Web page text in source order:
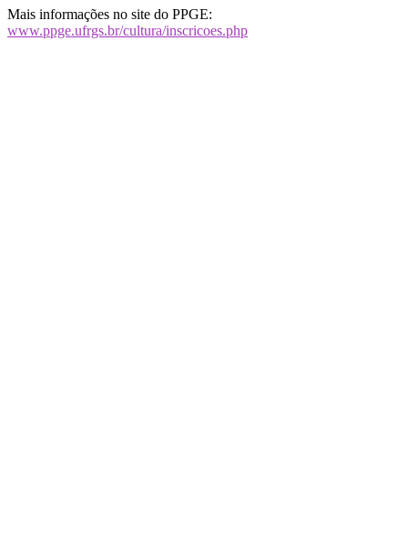
Mais informações no site do PPGE:
www.ppge.ufrgs.br/cultura/inscricoes.php